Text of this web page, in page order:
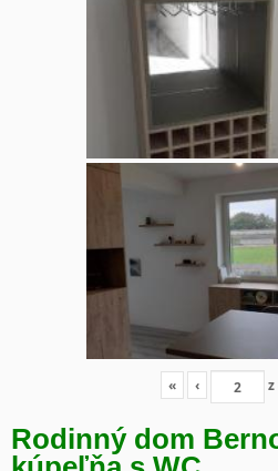
« ‹ z
Rodinný dom